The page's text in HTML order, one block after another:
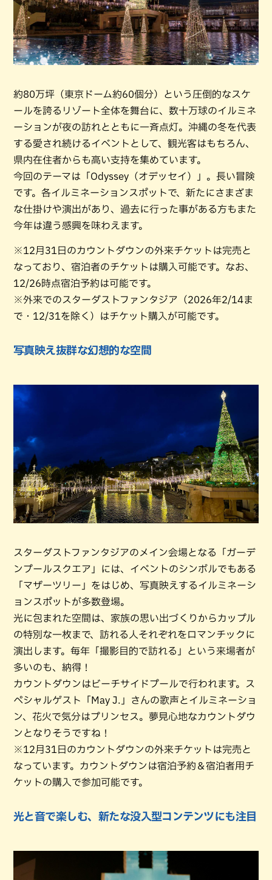
約80万坪（東京ドーム約60個分）という圧倒的なスケ
ールを誇るリゾート全体を舞台に、数十万球のイルミネ
ーションが夜の訪れとともに一斉点灯。沖縄の冬を代表
する愛され続けるイベントとして、観光客はもちろん、
県内在住者からも高い支持を集めています。
今回のテーマは「Odyssey（オデッセイ）」。長い冒険
です。各イルミネーションスポットで、新たにさまざま
な仕掛けや演出があり、過去に行った事がある方もまた
今年は違う感興を味わえます。
※12月31日のカウントダウンの外来チケットは完売と
なっており、宿泊者のチケットは購入可能です。なお、
12/26時点宿泊予約は可能です。
※外来でのスターダストファンタジア（2026年2/14ま
で・12/31を除く）はチケット購入が可能です。
写真映え抜群な幻想的な空間
スターダストファンタジアのメイン会場となる「ガーデ
ンプールスクエア」には、イベントのシンボルでもある
「マザーツリー」をはじめ、写真映えするイルミネーシ
ョンスポットが多数登場。
光に包まれた空間は、家族の思い出づくりからカップル
の特別な一枚まで、訪れる人それぞれをロマンチックに
演出します。毎年「撮影目的で訪れる」という来場者が
多いのも、納得！
カウントダウンはビーチサイドプールで行われます。ス
ペシャルゲスト「May J.」さんの歌声とイルミネーショ
ン、花火で気分はプリンセス。夢見心地なカウントダウ
ンとなりそうですね！
※12月31日のカウントダウンの外来チケットは完売と
なっています。カウントダウンは宿泊予約＆宿泊者用チ
ケットの購入で参加可能です。
光と音で楽しむ、新たな没入型コンテンツにも注目